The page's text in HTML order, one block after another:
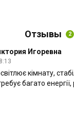
Отзывы 2
Игоревна
кімнату,
багато